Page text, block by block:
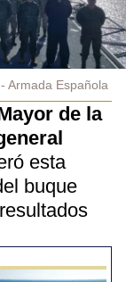
Armada Española
de la
esta
buque